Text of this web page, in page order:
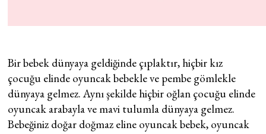
Bir bebek dünyaya geldiğinde çıplaktır, hiçbir kız
çocuğu elinde oyuncak bebekle ve pembe gömlekle
dünyaya gelmez. Aynı şekilde hiçbir oğlan çocuğu elinde
oyuncak arabayla ve mavi tulumla dünyaya gelmez.
Bebeğiniz doğar doğmaz eline oyuncak bebek, oyuncak